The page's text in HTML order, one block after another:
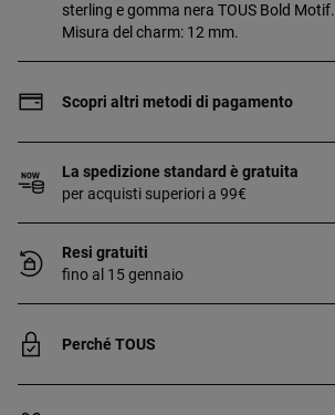
sterling e gomma nera TOUS Bold Motif.
Misura del charm: 12 mm.
Scopri altri metodi di pagamento
La spedizione standard è gratuita
per acquisti superiori a 99€
Resi gratuiti
fino al 15 gennaio
Perché TOUS